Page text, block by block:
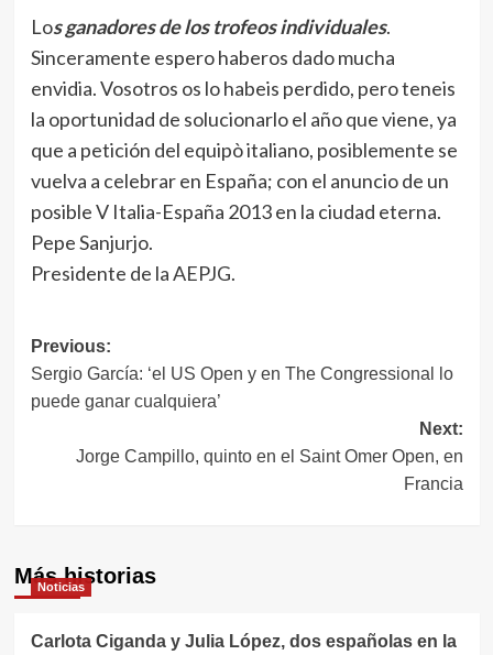
Los ganadores de los trofeos individuales.
Sinceramente espero haberos dado mucha
envidia. Vosotros os lo habeis perdido, pero teneis
la oportunidad de solucionarlo el año que viene, ya
que a petición del equipò italiano, posiblemente se
vuelva a celebrar en España; con el anuncio de un
posible V Italia-España 2013 en la ciudad eterna.
Pepe Sanjurjo.
Presidente de la AEPJG.
Navegación
de
entradas
Previous:
Sergio García: ‘el US Open y en The Congressional lo
puede ganar cualquiera’
Next:
Jorge Campillo, quinto en el Saint Omer Open, en
Francia
Más historias
Noticias
Carlota Ciganda y Julia López, dos españolas en la